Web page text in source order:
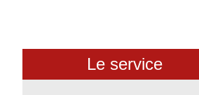
Le service